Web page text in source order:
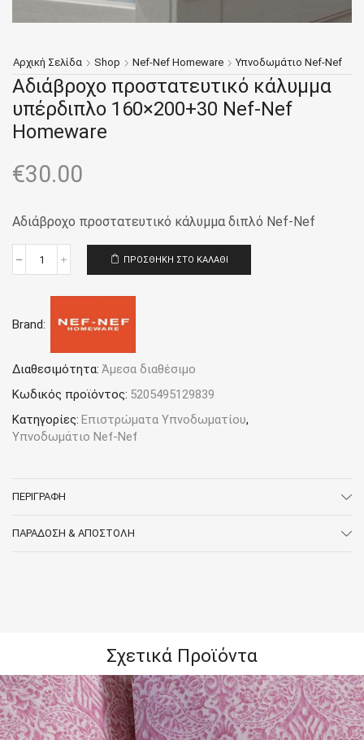
Αρχική Σελίδα Shop Nef-Nef Homeware Υπνοδωμάτιο Nef-Nef
Αδιάβροχο προστατευτικό κάλυμμα
υπέρδιπλο 160×200+30 Nef-Nef
Homeware
€30.00
Αδιάβροχο προστατευτικό κάλυμμα διπλό Nef-Nef
Αδιάβροχο
κάλυμμα
160x200+30
Nef
Homeware
ΠΡΟΣΘΉΚΗ ΣΤΟ ΚΑΛΆΘΙ
Brand:
Διαθεσιμότητα: Άμεσα διαθέσιμο
Κωδικός προϊόντος: 5205495129839
Κατηγορίες: Επιστρώματα Υπνοδωματίου,
Υπνοδωμάτιο Nef-Nef
ΠΕΡΙΓΡΑΦΉ
ΠΑΡΆΔΟΣΗ & ΑΠΟΣΤΟΛΉ
Σχετικά Προϊόντα